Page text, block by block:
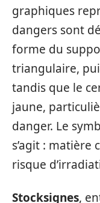
graphiques
dangers sont
forme du
triangulaire,
tandis que le
jaune,
danger. Le
s’agit :
risque
Stocksignes,